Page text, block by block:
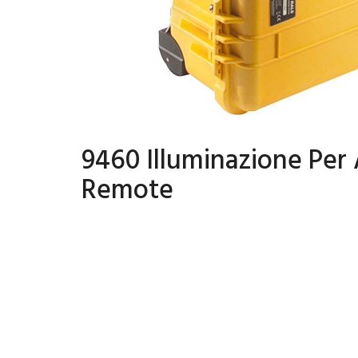
9460 Illuminazione Per
Remote